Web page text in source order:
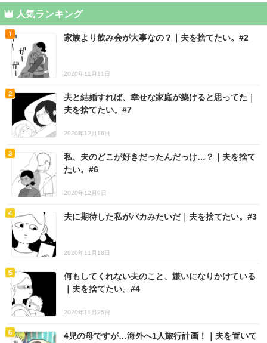
人気ランキング
家族より飲み会が大事なの？｜夫を捨てたい。#2
2020年11月11日
夫と結婚すれば、幸せな家庭が築けると思ってた｜
夫を捨てたい。#7
2020年12月16日
私、夫のどこが好きだったんだっけ…？｜夫を捨て
たい。#6
2020年12月9日
夫に期待した私がバカみたいだ｜夫を捨てたい。#3
2020年11月18日
何もしてくれない夫のこと、嫌いになりかけている
｜夫を捨てたい。#4
2020年11月25日
4児の母ですが…海外へ1人旅行計画！｜夫を置いて